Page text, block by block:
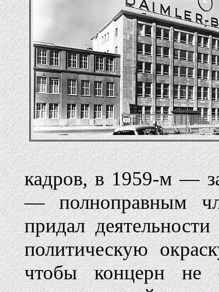
кадров, в 1959-м —
— полноправным
придал
политическую
чтобы концерн не